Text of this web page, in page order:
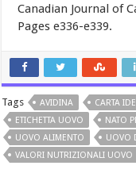
Canadian Journal of
Pages e336-e339.
Tags AVIDINA CARTA
ETICHETTA UOVO
NATO
UOVO ALIMENTO
UOVO
VALORI NUTRIZIONALI UOVO